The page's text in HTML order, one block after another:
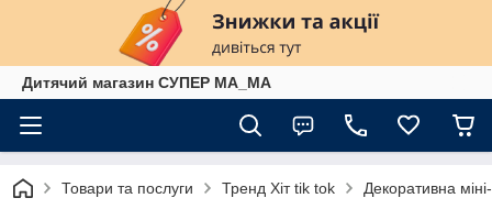
Дитячий магазин СУПЕР МА_МА
Товари та послуги Тренд Хіт tik tok Декоративна